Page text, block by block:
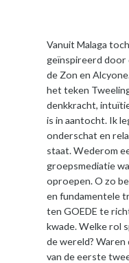
Vanuit Malaga
geïnspireerd door
de Zon en
het teken
denkkracht,
is in aantocht. Ik
onderschat en
staat. Wederom
groepsmediatie
oproepen. O zo
en fundamentele
ten GOEDE te
kwade. Welke rol
de wereld?
van de eerste